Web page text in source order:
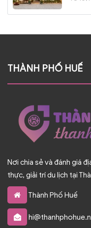
THÀNH PHỐ HUẾ
Nơi chia sẻ và đánh giá
thực, giải trí du lịch tại
Thành Phố Huế